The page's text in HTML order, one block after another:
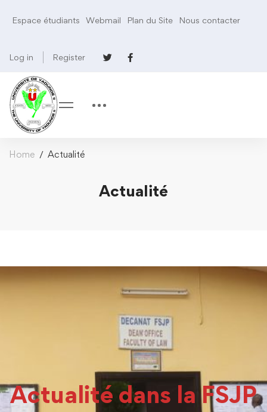
Espace étudiants Webmail Plan du Site Nous contacter
Log in Register
Home Actualité
Actualité
Actualité dans la FSJP